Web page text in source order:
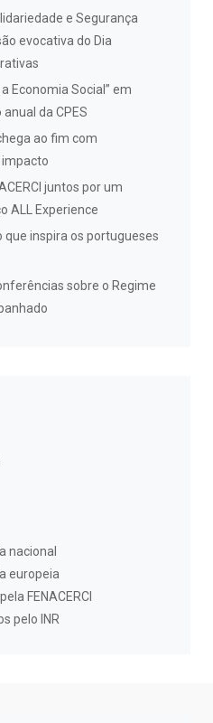
e Segurança
evocativa do Dia
Economia Social” em
da CPES
ao fim com
juntos por um
ALL Experience
que inspira os portugueses
sobre o Regime
nacional
europeia
FENACERCI
pelo INR